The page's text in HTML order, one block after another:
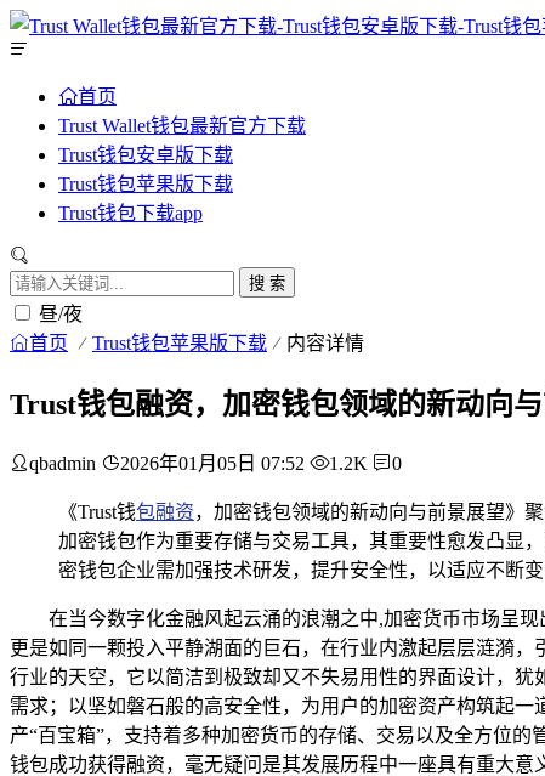
首页
Trust Wallet钱包最新官方下载
Trust钱包安卓版下载
Trust钱包苹果版下载
Trust钱包下载app
搜 索
昼/夜
首页 Trust钱包苹果版下载 内容详情
Trust钱包融资，加密钱包领域的新动向
qbadmin 2026年01月05日 07:52 1.2K 0
《Trust钱包融资，加密钱包领域的新动向与前景展望》
加密钱包作为重要存储与交易工具，其重要性愈发凸显
密钱包企业需加强技术研发，提升安全性，以适应不断
在当今数字化金融风起云涌的浪潮之中,加密货币市场呈
更是如同一颗投入平静湖面的巨石，在行业内激起层层涟漪
行业的天空，它以简洁到极致却又不失易用性的界面设计，
需求；以坚如磐石般的高安全性，为用户的加密资产构筑起
产“百宝箱”，支持着多种加密货币的存储、交易以及全方位
钱包成功获得融资，毫无疑问是其发展历程中一座具有重大